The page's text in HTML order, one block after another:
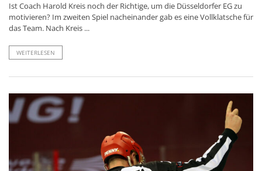
Ist Coach Harold Kreis noch der Richtige, um die Düsseldorfer EG zu
motivieren? Im zweiten Spiel nacheinander gab es eine Vollklatsche für
das Team. Nach Kreis ...
WEITERLESEN